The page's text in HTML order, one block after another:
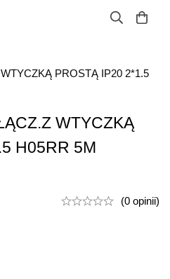
WTYCZKĄ
H05RR 5M
(0 opinii)